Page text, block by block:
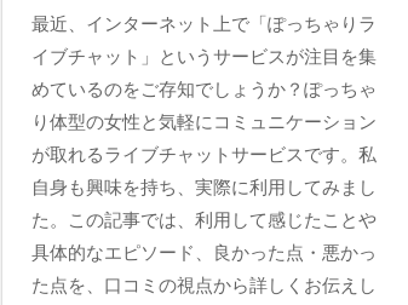
最近、インターネット上で「ぽっちゃりラ
イブチャット」というサービスが注目を集
めているのをご存知でしょうか？ぽっちゃ
り体型の女性と気軽にコミュニケーション
が取れるライブチャットサービスです。私
自身も興味を持ち、実際に利用してみまし
た。この記事では、利用して感じたことや
具体的なエピソード、良かった点・悪かっ
た点を、口コミの視点から詳しくお伝えし